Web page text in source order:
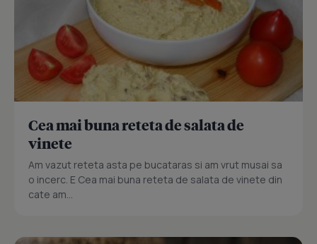
Cea mai buna reteta de salata de
vinete
Am vazut reteta asta pe bucataras si am vrut musai sa
o incerc. E Cea mai buna reteta de salata de vinete din
cate am...